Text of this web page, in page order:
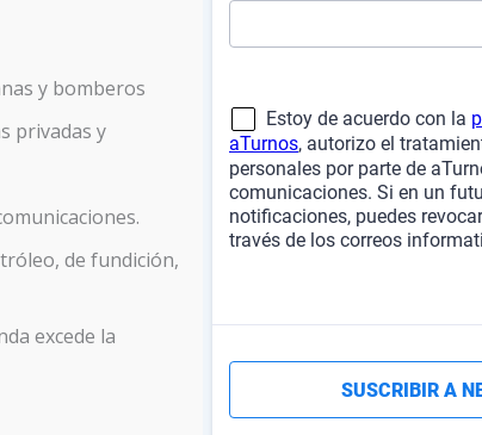
y bomberos
privadas y
de fundición,
excede la